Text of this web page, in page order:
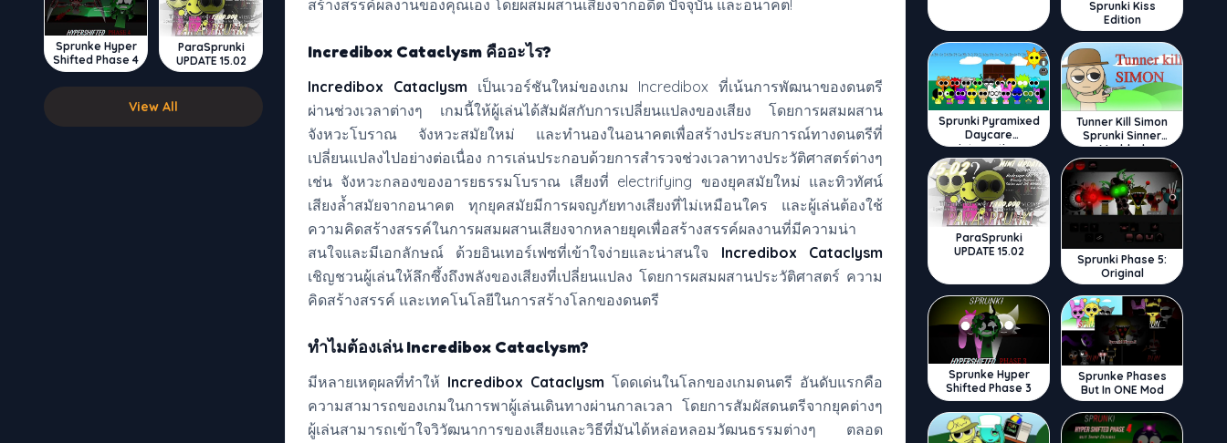
Sprunke Hyper
Shifted Phase 4
ParaSprunki
UPDATE 15.02
View All
สร้างสรรค์ผลงานของคุณเอง โดยผสมผสานเสียงจากอดีต ปัจจุบัน และอนาคต!
Incredibox Cataclysm คืออะไร?
Incredibox Cataclysm เป็นเวอร์ชันใหม่ของเกม Incredibox ที่เน้นการพัฒนาของดนตรี
ผ่านช่วงเวลาต่างๆ เกมนี้ให้ผู้เล่นได้สัมผัสกับการเปลี่ยนแปลงของเสียง โดยการผสมผสาน
จังหวะโบราณ จังหวะสมัยใหม่ และทำนองในอนาคตเพื่อสร้างประสบการณ์ทางดนตรีที่
เปลี่ยนแปลงไปอย่างต่อเนื่อง การเล่นประกอบด้วยการสำรวจช่วงเวลาทางประวัติศาสตร์ต่างๆ
เช่น จังหวะกลองของอารยธรรมโบราณ เสียงที่ electrifying ของยุคสมัยใหม่ และทิวทัศน์
เสียงล้ำสมัยจากอนาคต ทุกยุคสมัยมีการผจญภัยทางเสียงที่ไม่เหมือนใคร และผู้เล่นต้องใช้
ความคิดสร้างสรรค์ในการผสมผสานเสียงจากหลายยุคเพื่อสร้างสรรค์ผลงานที่มีความน่า
สนใจและมีเอกลักษณ์ ด้วยอินเทอร์เฟซที่เข้าใจง่ายและน่าสนใจ Incredibox Cataclysm
เชิญชวนผู้เล่นให้ลึกซึ้งถึงพลังของเสียงที่เปลี่ยนแปลง โดยการผสมผสานประวัติศาสตร์ ความ
คิดสร้างสรรค์ และเทคโนโลยีในการสร้างโลกของดนตรี
ทำไมต้องเล่น Incredibox Cataclysm?
มีหลายเหตุผลที่ทำให้ Incredibox Cataclysm โดดเด่นในโลกของเกมดนตรี อันดับแรกคือ
ความสามารถของเกมในการพาผู้เล่นเดินทางผ่านกาลเวลา โดยการสัมผัสดนตรีจากยุคต่างๆ
ผู้เล่นสามารถเข้าใจวิวัฒนาการของเสียงและวิธีที่มันได้หล่อหลอมวัฒนธรรมต่างๆ ตลอด
Sprunki Kiss
Edition
Sprunki Pyramixed
Daycare
Interactive
Tunner Kill Simon
Sprunki Sinner
Modded
ParaSprunki
UPDATE 15.02
Sprunki Phase 5:
Original
Sprunke Hyper
Shifted Phase 3
Sprunke Phases
But In ONE Mod